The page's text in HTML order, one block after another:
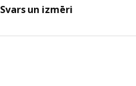
Svars un izmēri